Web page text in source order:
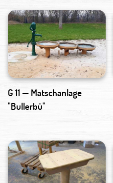
G 11 — Matschanlage
"Bullerbü"